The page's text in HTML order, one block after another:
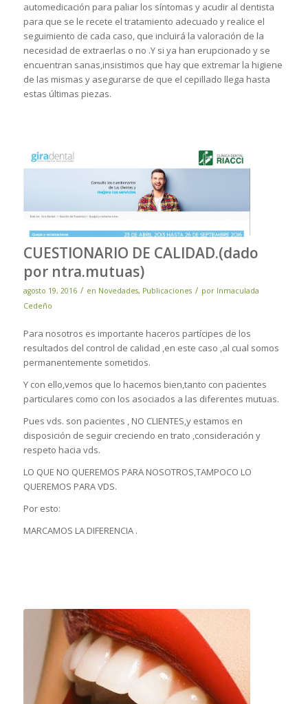
automedicación para paliar los síntomas y acudir al dentista
para que se le recete el tratamiento adecuado y realice el
seguimiento de cada caso, que incluirá la valoración de la
necesidad de extraerlas o no .Y si ya han erupcionado y se
encuentran sanas,insistimos que hay que extremar la higiene
de las mismas y asegurarse de que el cepillado llega hasta
estas últimas piezas.
CUESTIONARIO DE CALIDAD.(dado
por ntra.mutuas)
agosto 19, 2016 / en Novedades, Publicaciones / por Inmaculada
Cedeño
Para nosotros es importante haceros partícipes de los
resultados del control de calidad ,en este caso ,al cual somos
permanentemente sometidos.
Y con ello,vemos que lo hacemos bien,tanto con pacientes
particulares como con los asociados a las diferentes mutuas.
Pues vds. son pacientes , NO CLIENTES,y estamos en
disposición de seguir creciendo en trato ,consideración y
respeto hacia vds.
LO QUE NO QUEREMOS PARA NOSOTROS,TAMPOCO LO
QUEREMOS PARA VDS.
Por esto:
MARCAMOS LA DIFERENCIA .